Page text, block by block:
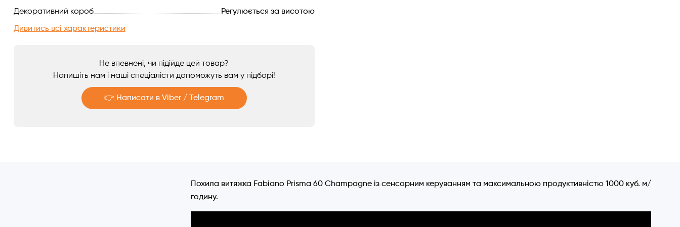
Аксесуари
Декоративний короб
Регулюється за висотою
Дивитись всі характеристики
Не впевнені, чи підійде цей товар?
Напишіть нам і наші спеціалісти допоможуть вам у підборі!
👉 Написати в Viber / Telegram
Похила витяжка Fabiano Prisma 60 Champagne із сенсорним керуванням та максимальною продуктивністю 1000 куб. м/
годину.